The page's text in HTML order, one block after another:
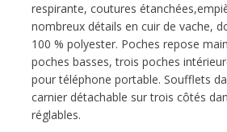
respirante, coutures
nombreux détails en cuir de vache,
100 % polyester. Poches repose
poches basses, trois poches
pour téléphone portable. Soufflets
carnier détachable sur trois côtés
réglables.